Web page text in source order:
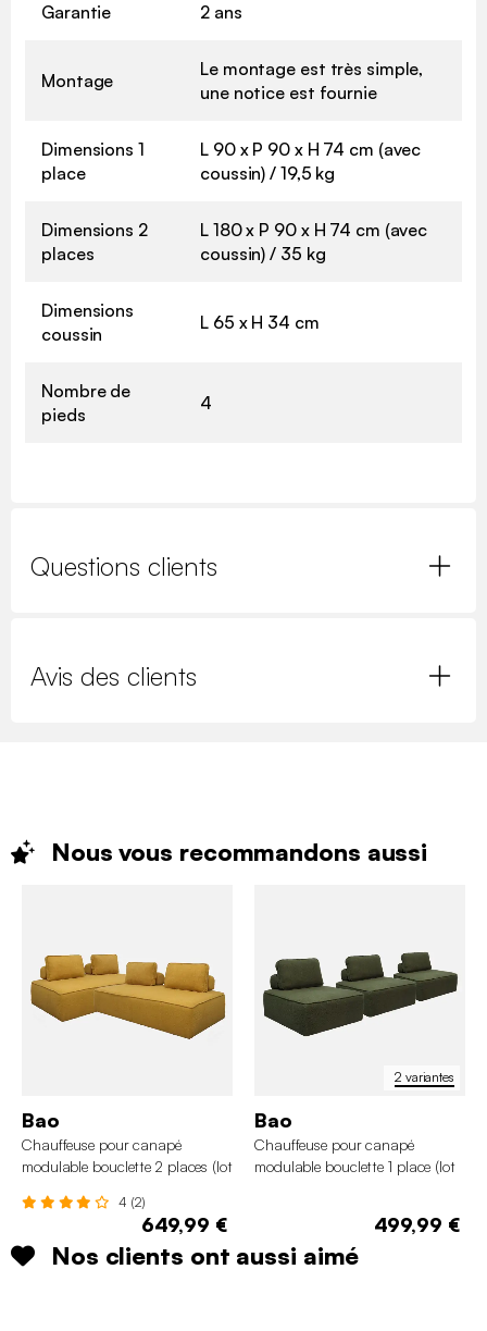
Garantie 2 ans
Montage
Le montage est très simple,
une notice est fournie
Dimensions 1
place
L 90 x P 90 x H 74 cm (avec
coussin) / 19,5 kg
Dimensions 2
places
L 180 x P 90 x H 74 cm (avec
coussin) / 35 kg
Dimensions
coussin
L 65 x H 34 cm
Nombre de
pieds
4
Questions clients
Avis des clients
Nous vous recommandons aussi
Bao
Chauffeuse pour canapé
modulable bouclette 2 places (lot
4 (2)
649,99 €
2 variantes
Bao
Chauffeuse pour canapé
modulable bouclette 1 place (lot
499,99 €
Nos clients ont aussi aimé